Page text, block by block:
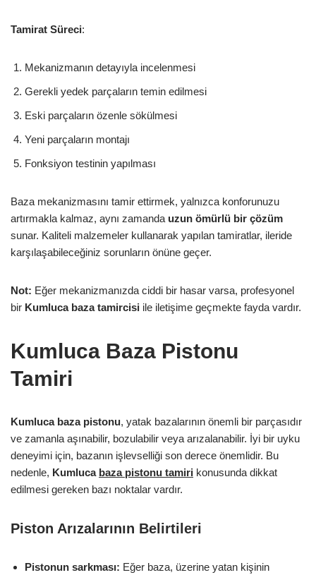
Tamirat Süreci:
Mekanizmanın detayıyla incelenmesi
Gerekli yedek parçaların temin edilmesi
Eski parçaların özenle sökülmesi
Yeni parçaların montajı
Fonksiyon testinin yapılması
Baza mekanizmasını tamir ettirmek, yalnızca konforunuzu
artırmakla kalmaz, aynı zamanda uzun ömürlü bir çözüm
sunar. Kaliteli malzemeler kullanarak yapılan tamiratlar, ileride
karşılaşabileceğiniz sorunların önüne geçer.
Not: Eğer mekanizmanızda ciddi bir hasar varsa, profesyonel
bir Kumluca baza tamircisi ile iletişime geçmekte fayda vardır.
Kumluca Baza Pistonu
Tamiri
Kumluca baza pistonu, yatak bazalarının önemli bir parçasıdır
ve zamanla aşınabilir, bozulabilir veya arızalanabilir. İyi bir uyku
deneyimi için, bazanın işlevselliği son derece önemlidir. Bu
nedenle, Kumluca baza pistonu tamiri konusunda dikkat
edilmesi gereken bazı noktalar vardır.
Piston Arızalarının Belirtileri
Pistonun sarkması: Eğer baza, üzerine yatan kişinin